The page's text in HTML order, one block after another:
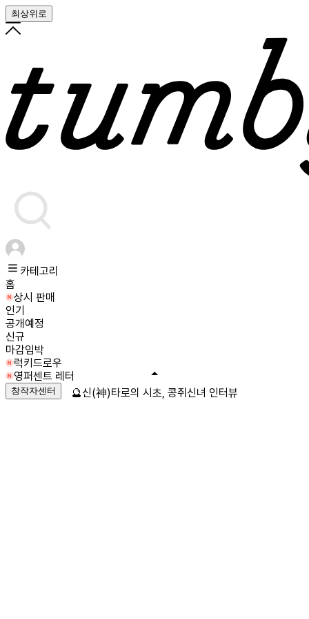
최상위로
카테고리
홈
상시 판매
인기
공개예정
신규
마감임박
럭키드로우
영퍼센트 레터
창작자센터 🔮신(神)타로의 시초, 콩쥐신녀 인터뷰